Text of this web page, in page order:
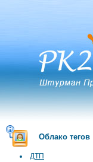
Облако тегов
ДТП